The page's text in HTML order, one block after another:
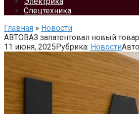
Спецтехника
Главная » Новости
АВТОВАЗ запатентовал новый
11 июня, 2025Рубрика: Новости